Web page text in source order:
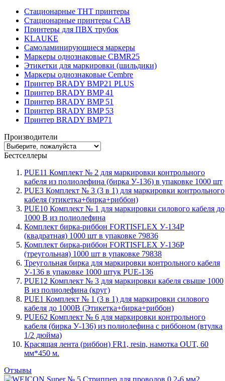
Стационарные THT принтеры
Стационарные принтеры CAB
Принтеры для ПВХ трубок
KLAUKE
Самоламинирующиеся маркеры
Маркеры однознаковые CBMR25
Этикетки для маркировки (шильдики)
Маркеры однознаковые Cembre
Принтер BRADY BMP21 PLUS
Принтер BRADY BMP 41
Принтер BRADY BMP 51
Принтер BRADY BMP 53
Принтер BRADY BMP71
Производители
Бестселлеры
PUE11 Комплект № 2 для маркировки контрольного
кабеля из полиолефина (бирка У-136) в упаковке 1000 шт
PUE3 Комплект № 3 (3 в 1) для маркировки контрольного
кабеля (этикетка+бирка+риббон)
PUE10 Комплект № 1 для маркировки силового кабеля до
1000 В из полиолефина
Комплект бирка-риббон FORTISFLEX У-134Р
(квадратная) 1000 шт в упаковке 79836
Комплект бирка-риббон FORTISFLEX У-136Р
(треугольная) 1000 шт в упаковке 79838
Треугольная бирка для маркировки контрольного кабеля
У-136 в упаковке 1000 штук PUE-136
PUE12 Комплект № 3 для маркировки кабеля свыше 1000
В из полиолефина (круг)
PUE1 Комплект № 1 (3 в 1) для маркировки силового
кабеля до 1000В (Этикетка+бирка+риббон)
PUE62 Комплект № 6 для маркировки контрольного
кабеля (бирка У-136) из полиолефина с риббоном (втулка
1/2 дюйма)
Красящая лента (риббон) FR1, resin, намотка OUT, 60
мм*450 м.
Отзывы